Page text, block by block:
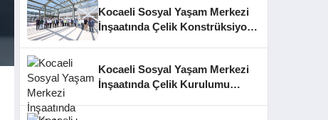
Kocaeli Sosyal Yaşam Merkezi
İnşaatında Çelik Konstrüksiyon
Kocaeli Sosyal Yaşam Merkezi
İnşaatında Çelik Kurulumu